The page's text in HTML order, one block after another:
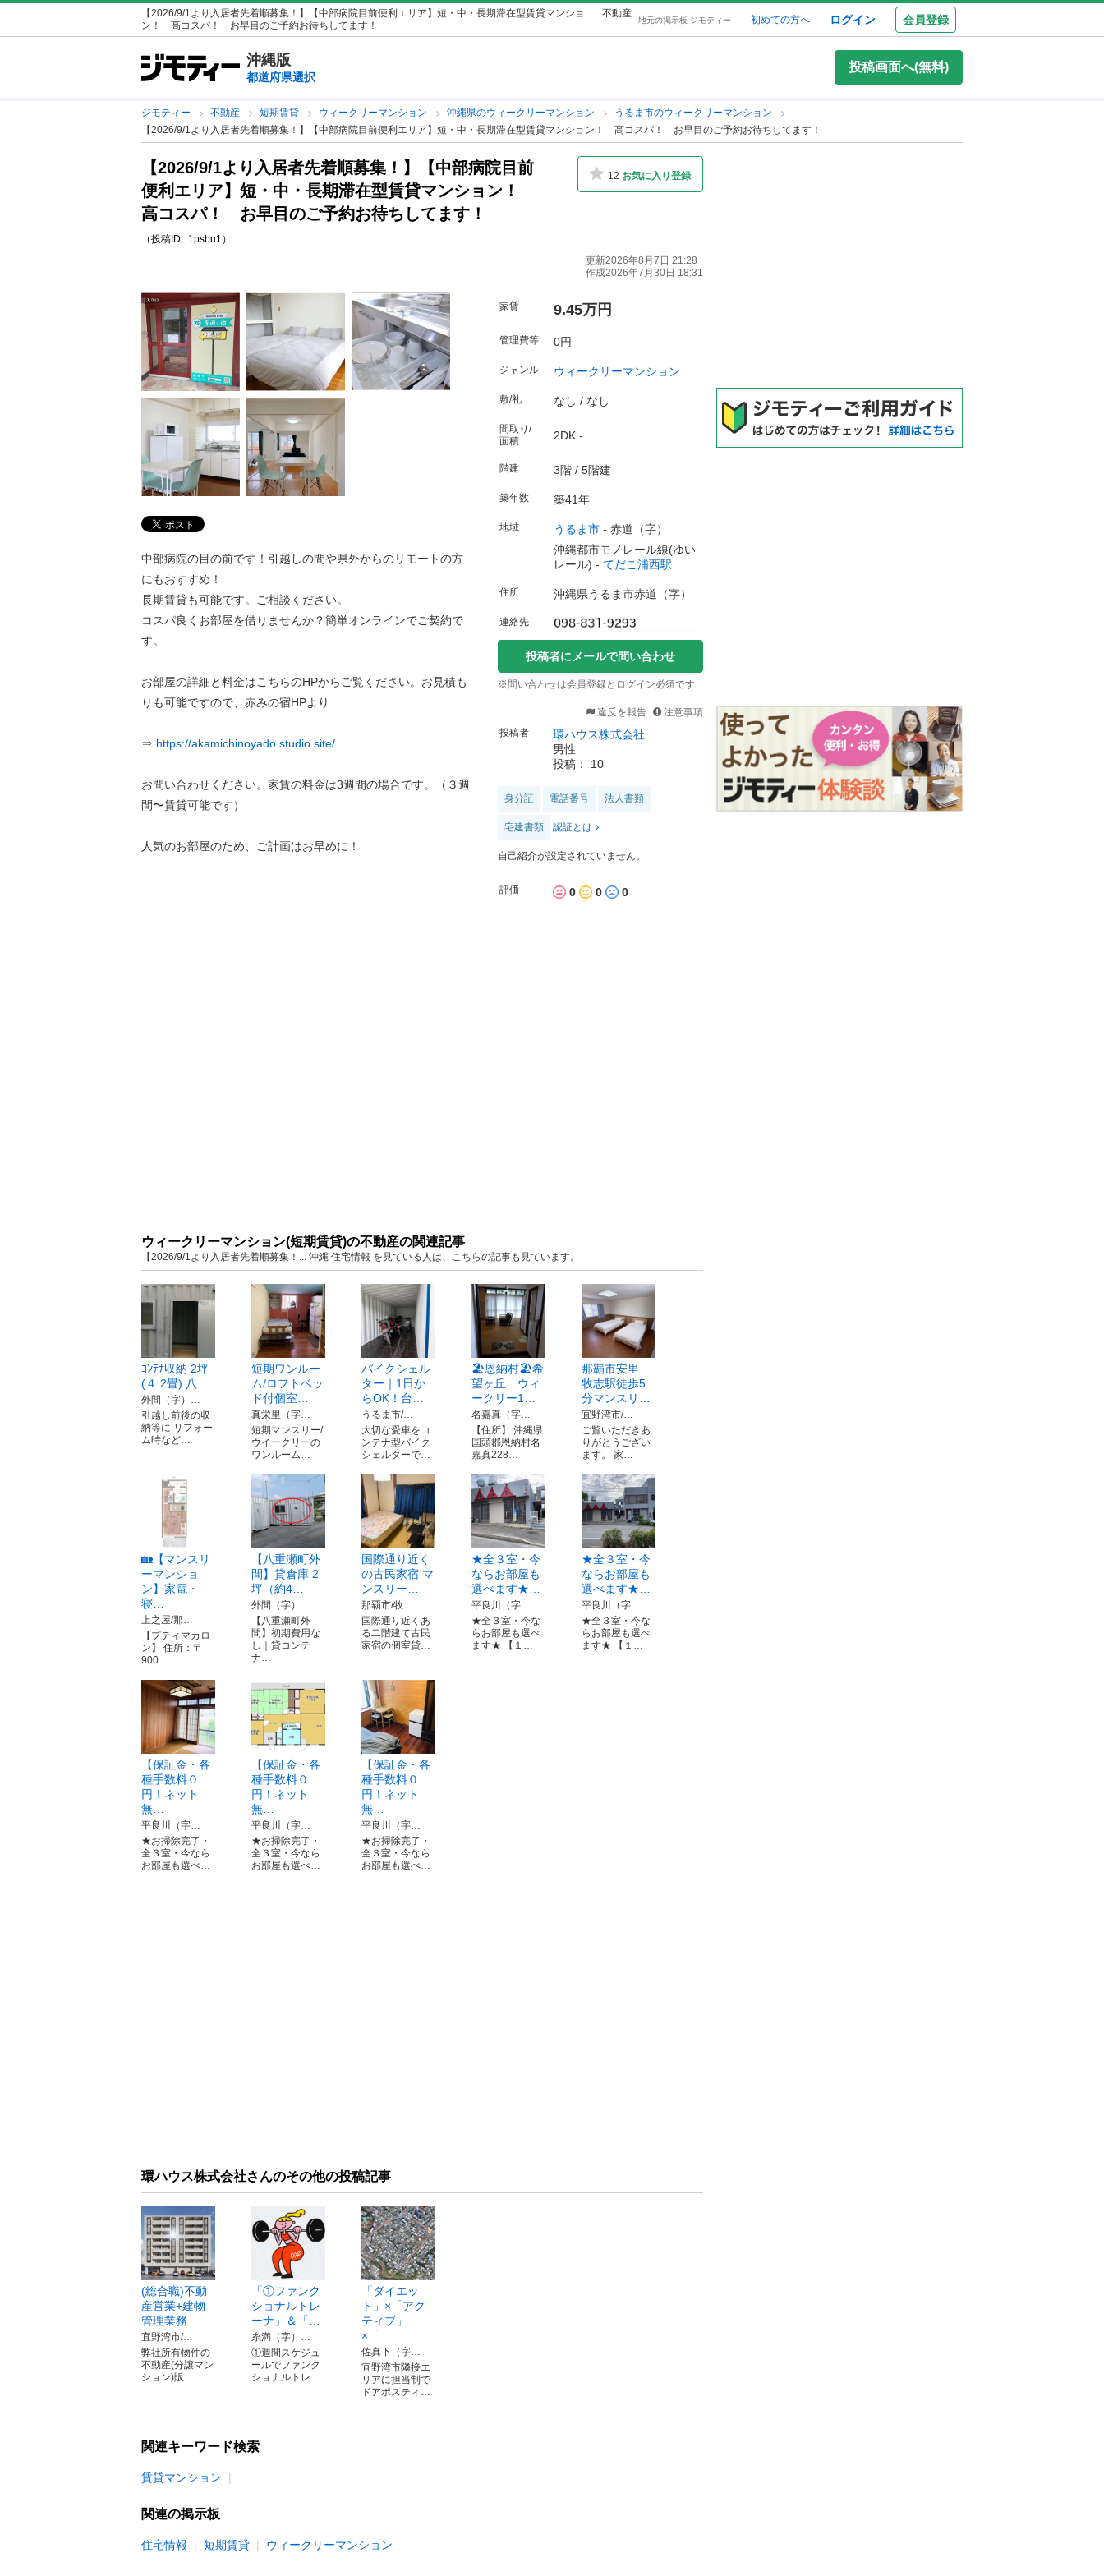
【2026/9/1より入居者先着順募集！】【中部病院目前便利エリア】短・中・長期滞在型賃貸マンショ
ン！ 高コスパ！ お早目のご予約お待ちしてます！
... 不動産
地元の掲示板 ジモティー 初めての方へ ログイン 会員登録
沖縄版
都道府県選択
投稿画面へ(無料)
ジモティー 不動産 短期賃貸 ウィークリーマンション 沖縄県のウィークリーマンション
うるま市のウィークリーマンション
【2026/9/1より入居者先着順募集！】【中部病院目前便利エリア】短・中・長期滞在型賃貸マンション！ 高コスパ！ お早目のご予約お待ちしてます！
【2026/9/1より入居者先着順募集！】【中部病院目前
便利エリア】短・中・長期滞在型賃貸マンション！
高コスパ！ お早目のご予約お待ちしてます！
（投稿ID : 1psbu1）
12 お気に入り登録
更新2026年8月7日 21:28
作成2026年7月30日 18:31
中部病院の目の前です！引越しの間や県外からのリモートの方
にもおすすめ！
長期賃貸も可能です。ご相談ください。
コスパ良くお部屋を借りませんか？簡単オンラインでご契約で
す。
お部屋の詳細と料金はこちらのHPからご覧ください。お見積も
りも可能ですので、赤みの宿HPより
⇒ https://akamichinoyado.studio.site/
お問い合わせください。家賃の料金は3週間の場合です。（３週
間〜賃貸可能です）
人気のお部屋のため、ご計画はお早めに！
家賃 9.45万円
管理費等 0円
ジャンル ウィークリーマンション
敷/礼 なし / なし
間取り/
面積
2DK -
階建 3階 / 5階建
築年数 築41年
地域 うるま市 - 赤道（字）
沖縄都市モノレール線(ゆい
レール) - てだこ浦西駅
住所 沖縄県うるま市赤道（字）
連絡先
投稿者にメールで問い合わせ
※問い合わせは会員登録とログイン必須です
違反を報告
注意事項
投稿者
環ハウス株式会社
男性
投稿： 10
身分証 電話番号 法人書類
宅建書類 認証とは
自己紹介が設定されていません。
評価 0 0 0
ウィークリーマンション(短期賃貸)の不動産の関連記事
【2026/9/1より入居者先着順募集！... 沖縄 住宅情報 を見ている人は、こちらの記事も見ています。
ｺﾝﾃﾅ収納 2坪
(４.2畳) 八…
外間（字）…
引越し前後の収
納等に リフォー
ム時など…
短期ワンルー
ム/ロフトベッ
ド付個室…
真栄里（字…
短期マンスリー/
ウイークリーの
ワンルーム…
バイクシェル
ター｜1日か
らOK！台…
うるま市/…
大切な愛車をコ
ンテナ型バイク
シェルターで…
🏖恩納村🏖希
望ヶ丘 ウィ
ークリー1…
名嘉真（字…
【住所】 沖縄県
国頭郡恩納村名
嘉真228…
那覇市安里
牧志駅徒歩5
分マンスリ…
宜野湾市/…
ご覧いただきあ
りがとうござい
ます。 家…
🏡【マンスリ
ーマンショ
ン】家電・
寝…
上之屋/那…
【プティマカロ
ン】 住所：〒
900…
【八重瀬町外
間】貸倉庫 2
坪（約4…
外間（字）…
【八重瀬町外
間】初期費用な
し｜貸コンテ
ナ…
国際通り近く
の古民家宿 マ
ンスリー…
那覇市/牧…
国際通り近くあ
る二階建て古民
家宿の個室貸…
★全３室・今
ならお部屋も
選べます★…
平良川（字…
★全３室・今な
らお部屋も選べ
ます★ 【１…
★全３室・今
ならお部屋も
選べます★…
平良川（字…
★全３室・今な
らお部屋も選べ
ます★ 【１…
【保証金・各
種手数料０
円！ネット
無…
平良川（字…
★お掃除完了・
全３室・今なら
お部屋も選べ…
【保証金・各
種手数料０
円！ネット
無…
平良川（字…
★お掃除完了・
全３室・今なら
お部屋も選べ…
【保証金・各
種手数料０
円！ネット
無…
平良川（字…
★お掃除完了・
全３室・今なら
お部屋も選べ…
環ハウス株式会社さんのその他の投稿記事
(総合職)不動
産営業+建物
管理業務
宜野湾市/…
弊社所有物件の
不動産(分譲マン
ション)販…
「①ファンク
ショナルトレ
ーナ」＆「…
糸満（字）…
①週間スケジュ
ールでファンク
ショナルトレ…
「ダイエッ
ト」×「アク
ティブ」
×「…
佐真下（字…
宜野湾市隣接エ
リアに担当制で
ドアポスティ…
関連キーワード検索
賃貸マンション
関連の掲示板
住宅情報 短期賃貸 ウィークリーマンション